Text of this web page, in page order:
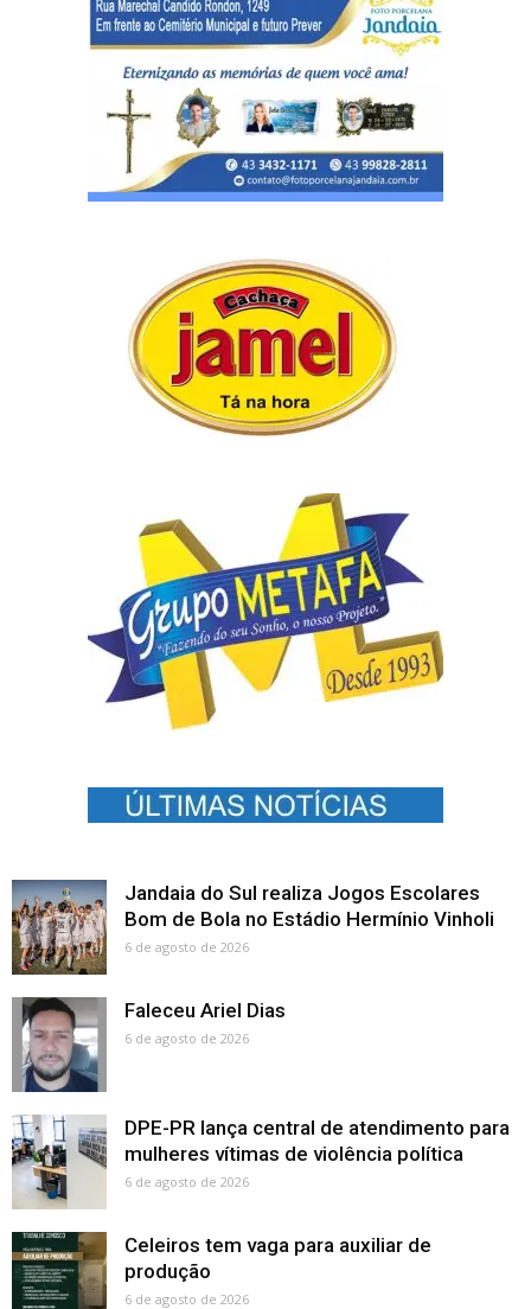
Jandaia do Sul realiza Jogos Escolares
Bom de Bola no Estádio Hermínio Vinholi
6 de agosto de 2026
Faleceu Ariel Dias
6 de agosto de 2026
DPE-PR lança central de atendimento para
mulheres vítimas de violência política
6 de agosto de 2026
Celeiros tem vaga para auxiliar de
produção
6 de agosto de 2026